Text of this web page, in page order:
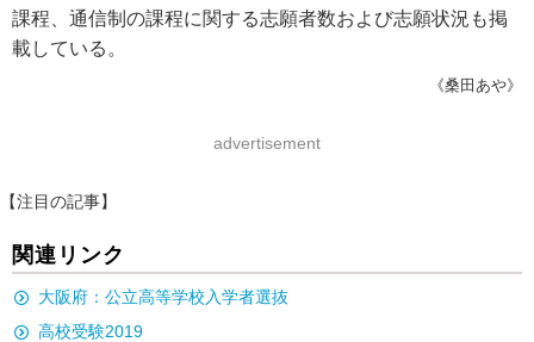
課程、通信制の課程に関する志願者数および志願状況も掲
載している。
《桑田あや》
advertisement
【注目の記事】
関連リンク
大阪府：公立高等学校入学者選抜
高校受験2019